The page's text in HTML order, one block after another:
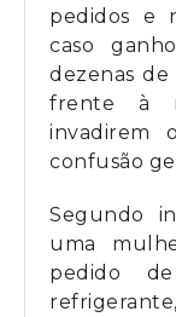
pedidos e
caso
dezenas
frente à
invadirem
confusão
Segundo
uma
pedido